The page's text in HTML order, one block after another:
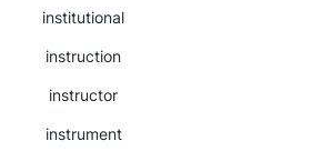
institutional
instruction
instructor
instrument